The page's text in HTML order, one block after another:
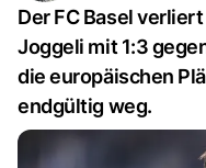
Der FC Basel
Joggeli mit 1:3
die europäischen
endgültig weg.